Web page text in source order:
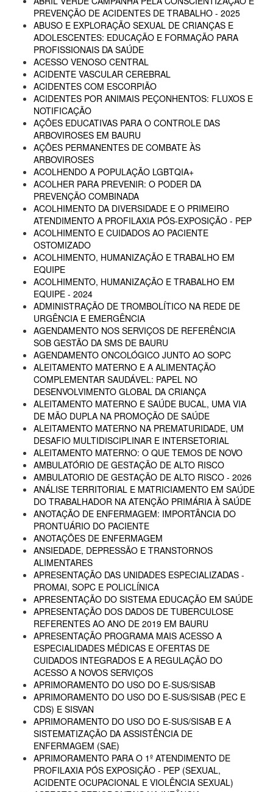
PREVENÇÃO DE ACIDENTES DE TRABALHO - 2025
ABUSO E EXPLORAÇÃO SEXUAL DE CRIANÇAS E
ADOLESCENTES: EDUCAÇÃO E FORMAÇÃO PARA
PROFISSIONAIS DA SAÚDE
ACESSO VENOSO CENTRAL
ACIDENTE VASCULAR CEREBRAL
ACIDENTES COM ESCORPIÃO
ACIDENTES POR ANIMAIS PEÇONHENTOS: FLUXOS E
NOTIFICAÇÃO
AÇÕES EDUCATIVAS PARA O CONTROLE DAS
ARBOVIROSES EM BAURU
AÇÕES PERMANENTES DE COMBATE ÀS
ARBOVIROSES
ACOLHENDO A POPULAÇÃO LGBTQIA+
ACOLHER PARA PREVENIR: O PODER DA
PREVENÇÃO COMBINADA
ACOLHIMENTO DA DIVERSIDADE E O PRIMEIRO
ATENDIMENTO A PROFILAXIA PÓS-EXPOSIÇÃO - PEP
ACOLHIMENTO E CUIDADOS AO PACIENTE
OSTOMIZADO
ACOLHIMENTO, HUMANIZAÇÃO E TRABALHO EM
EQUIPE
ACOLHIMENTO, HUMANIZAÇÃO E TRABALHO EM
EQUIPE - 2024
ADMINISTRAÇÃO DE TROMBOLÍTICO NA REDE DE
URGÊNCIA E EMERGÊNCIA
AGENDAMENTO NOS SERVIÇOS DE REFERÊNCIA
SOB GESTÃO DA SMS DE BAURU
AGENDAMENTO ONCOLÓGICO JUNTO AO SOPC
ALEITAMENTO MATERNO E A ALIMENTAÇÃO
COMPLEMENTAR SAUDÁVEL: PAPEL NO
DESENVOLVIMENTO GLOBAL DA CRIANÇA
ALEITAMENTO MATERNO E SAÚDE BUCAL, UMA VIA
DE MÃO DUPLA NA PROMOÇÃO DE SAÚDE
ALEITAMENTO MATERNO NA PREMATURIDADE, UM
DESAFIO MULTIDISCIPLINAR E INTERSETORIAL
ALEITAMENTO MATERNO: O QUE TEMOS DE NOVO
AMBULATÓRIO DE GESTAÇÃO DE ALTO RISCO
AMBULATORIO DE GESTAÇÃO DE ALTO RISCO - 2026
ANÁLISE TERRITORIAL E MATRICIAMENTO EM SAÚDE
DO TRABALHADOR NA ATENÇÃO PRIMÁRIA À SAÚDE
ANOTAÇÃO DE ENFERMAGEM: IMPORTÂNCIA DO
PRONTUÁRIO DO PACIENTE
ANOTAÇÕES DE ENFERMAGEM
ANSIEDADE, DEPRESSÃO E TRANSTORNOS
ALIMENTARES
APRESENTAÇÃO DAS UNIDADES ESPECIALIZADAS -
PROMAI, SOPC E POLICLÍNICA
APRESENTAÇÃO DO SISTEMA EDUCAÇÃO EM SAÚDE
APRESENTAÇÃO DOS DADOS DE TUBERCULOSE
REFERENTES AO ANO DE 2019 EM BAURU
APRESENTAÇÃO PROGRAMA MAIS ACESSO A
ESPECIALIDADES MÉDICAS E OFERTAS DE
CUIDADOS INTEGRADOS E A REGULAÇÃO DO
ACESSO A NOVOS SERVIÇOS
APRIMORAMENTO DO USO DO E-SUS/SISAB
APRIMORAMENTO DO USO DO E-SUS/SISAB (PEC E
CDS) E SISVAN
APRIMORAMENTO DO USO DO E-SUS/SISAB E A
SISTEMATIZAÇÃO DA ASSISTÊNCIA DE
ENFERMAGEM (SAE)
APRIMORAMENTO PARA O 1º ATENDIMENTO DE
PROFILAXIA PÓS EXPOSIÇÃO - PEP (SEXUAL,
ACIDENTE OCUPACIONAL E VIOLÊNCIA SEXUAL)